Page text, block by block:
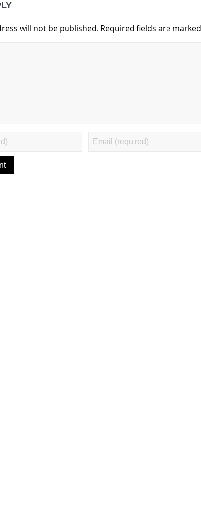
will not be published. Required fields are marked